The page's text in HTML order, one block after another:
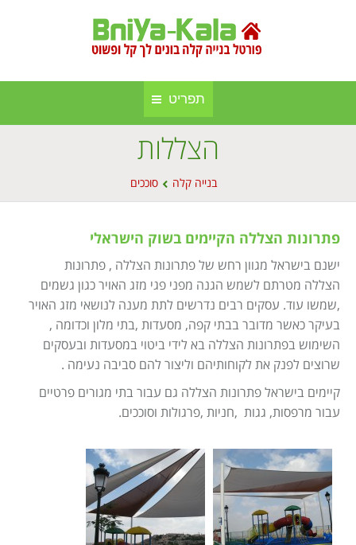
תפריט
בנייה באלומיניום
סוככים
בנייה בעץ
גינה וחוץ
מאמרים
צור קשר
חברות בנייה קלה ומתועשת
אינדקס אתרים
מפת אתר
תקנון אתר
Israel construction
הוסף עסק
מדיניות הפרטיות
footer
הצללות
בנייה קלה סוככים
פתרונות הצללה הקיימים בשוק הישראלי
ישנם בישראל מגוון רחש של פתרונות הצללה , פתרונות
הצללה מטרתם לשמש הגנה מפני פגי מזג האויר כגון גשמים
,שמשו עוד. עסקים רבים נדרשים לתת מענה לנושאי מזג האויר
בעיקר כאשר מדובר בבתי קפה, מסעדות ,בתי מלון וכדומה ,
השימוש בפתרונות הצללה בא לידי ביטוי במסעדות ובעסקים
שרוצים לפנק את לקוחותיהם וליצור להם סביבה נעימה .
קיימים בישראל פתרונות הצללה גם עבור בתי מגורים פרטיים
עבור מרפסות, גגות ,חניות ,פרגולות וסוככים.